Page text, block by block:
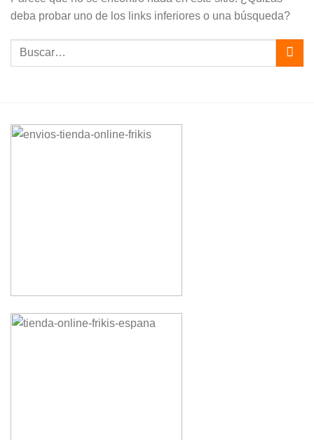
deba probar uno de los links inferiores o una búsqueda?